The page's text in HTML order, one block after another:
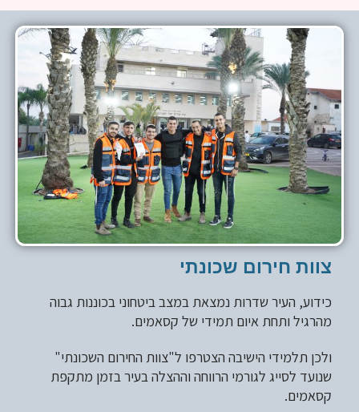
צוות חירום שכונתי
כידוע, העיר שדרות נמצאת במצב ביטחוני בכוננות גבוה
מהרגיל ותחת איום תמידי של קסאמים.
ולכן תלמידי הישיבה הצטרפו ל"צוות החירום השכונתי"
שנועד לסייג לגורמי הרווחה וההצלה בעיר בזמן מתקפת
קסאמים.